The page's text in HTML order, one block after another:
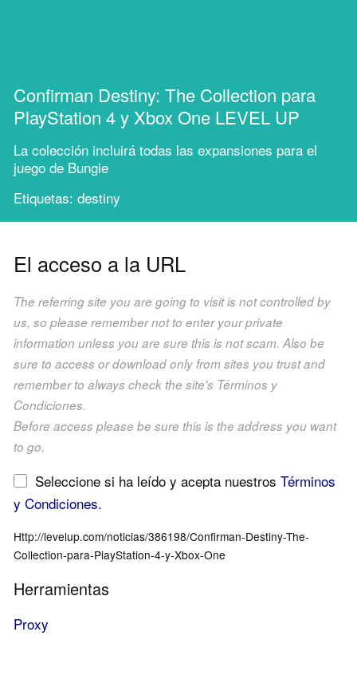
Confirman Destiny: The Collection para
PlayStation 4 y Xbox One LEVEL UP
La colección incluirá todas las expansiones para el
juego de Bungie
Etiquetas: destiny
El acceso a la URL
The referring site you are going to visit is not controlled by
us, so please remember not to enter your private
information unless you are sure this is not scam. Also be
sure to access or download only from sites you trust and
remember to always check the site's Términos y
Condiciones.
Before access please be sure this is the address you want
to go.
Seleccione si ha leído y acepta nuestrosTérminos
y Condiciones.
Http://levelup.com/noticias/386198/Confirman-Destiny-The-
Collection-para-PlayStation-4-y-Xbox-One
Herramientas
Proxy